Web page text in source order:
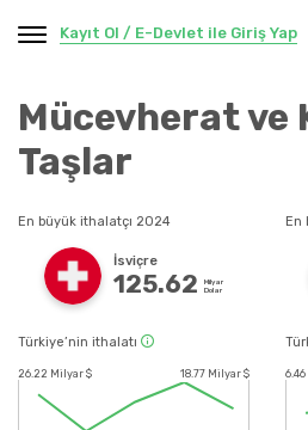
Kayıt Ol / E-Devlet ile Giriş Yap
Mücevherat ve
Taşlar
En büyük ithalatçı 2024
İsviçre
125.62
Milyar
Dolar
En
Türkiye’nin ithalatı
26.22 Milyar $ 18.77 Milyar $